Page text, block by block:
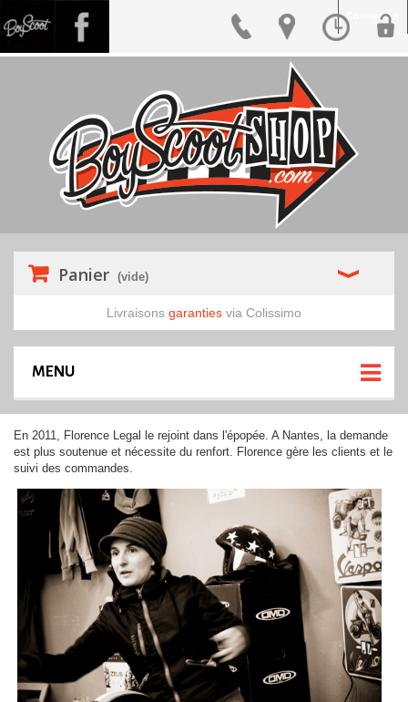
Connexion
Panier (vide)
Livraisons garanties via Colissimo
MENU
En 2011, Florence Legal le rejoint dans l'épopée. A Nantes, la demande
est plus soutenue et nécessite du renfort. Florence gère les clients et le
suivi des commandes.